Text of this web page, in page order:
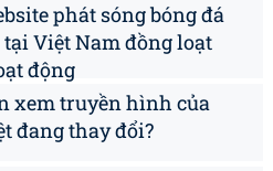
phát sóng bóng đá
Việt Nam đồng loạt
động
xem truyền hình của
đang thay đổi?